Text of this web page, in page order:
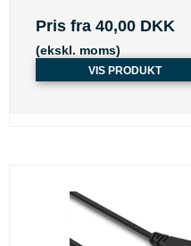
Pris fra 40,00 DKK
(ekskl. moms)
VIS PRODUKT